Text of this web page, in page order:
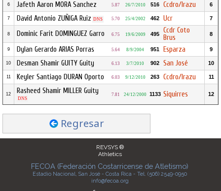
6 Jafeth Aaron MORA Sanchez 5.87 26/7/2010 516 Ccdro/Irazu 6
7 David Antonio ZUÑIGA Ruiz DNS 5.70 25/4/2002 462 Ucr 7
8 Dominic Farit DOMINGUEZ Garro 6.75 19/6/2009 495
Ccdr Coto
Brus
8
9 Dylan Gerardo ARIAS Porras 5.64 8/9/2004 951 Esparza 9
10 Desman Shamir GUITY Guity 6.13 3/7/2010 902 San José 10
11 Keyler Santiago DURAN Oporto 6.03 9/12/2010 263 Ccdro/Irazu 11
12 Rasheed Shamir MILLER Guity
DNS
7.81 24/12/2000 1133 Siquirres 12
Regresar
REVSYS ®
Athletics
FECOA (Federación Costarricense de Atletismo)
Estadio Nacional, San José - Costa Rica - Tel. (506) 2549-0950
info@fecoa.org